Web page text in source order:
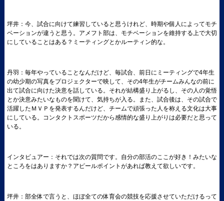
坪井：今、試合に向けて練習していると思うけれど、時期や個人によってモチ
ベーションが違うと思う。アメフト部は、モチベーションを維持する上で大切
にしていることはある？ミーティングとかルーティン的な。
丹羽：毎年やっていることなんだけど、毎試合、前日にミーティングで4年生
の幼少期の写真をプロジェクターで映して、その4年生がチームみんなの前に
出て試合に向けた決意を話している。それが結構盛り上がるし、その人の覚悟
とか決意みたいなものを聞けて、気持ちが入る。また、試合後は、その試合で
活躍したＭＶＰを発表するんだけど、チームで頑張った人を称える文化は大事
にしている。コンタクトスポーツだから感情的な盛り上がりは必要だと思って
いる。
インタビュアー：それでは次の質問です。自分の部活のここが好き！みたいな
ところをはありますか？アピールポイントがあれば教えて欲しいです。
坪井：部全体で言うと、ほぼ全ての体育会の競技を応援させていただけるって